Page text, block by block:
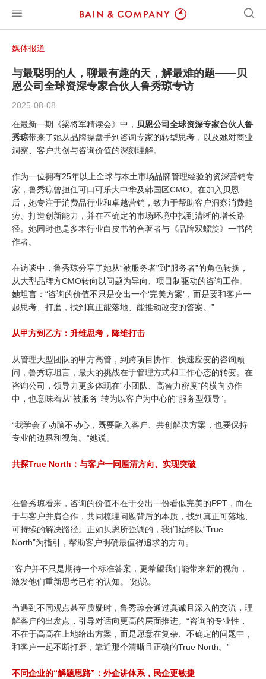
媒体报道
与最聪明的人，聊最有趣的天，解最难的题——贝
恩公司全球资深专家合伙人鲁秀琼专访
2025-08-08
在最新一期《梁将军精读会》中， 贝恩公司全球资深专家合伙人鲁
秀琼带来了她从品牌操盘手到咨询专家的转型思考，以及她对商业
洞察、客户共创与咨询价值的深刻理解。
作为一位拥有25年以上全球与本土市场品牌管理经验的资深营销专
家，鲁秀琼曾担任可口可乐大中华及韩国区CMO。在加入贝恩
后，她专注于消费品行业和卓越营销，致力于帮助客户洞察消费趋
势、打造创新能力，并在不确定的市场环境中找到清晰的增长路
径。她同时也是多本行业白皮书的合著者与《品牌双螺旋》一书的
作者。
在访谈中，鲁秀琼分享了她从“被服务者”到“服务者”的角色转换，
从大型品牌方CMO转向以问题为导向、项目制驱动的咨询工作。
她坦言：“咨询的价值不只是交出一个‘完美方案’，而是要和客户一
起思考、打磨，找到真正能落地、能推动改变的答案。”
从甲方到乙方： 升维思考，降维打击
从管理大型团队的甲方高管，到跨项目协作、快速应变的咨询顾
问，鲁秀琼坦言，最大的挑战在于管理方式和工作心态的转变。在
咨询公司，领导力更多体现在“小团队、高智力密度”的横向协作
中，也意味着从“被服务”转为以客户为中心的“服务型领导”。
“我学会了动脑不动心，既要融入客户、共创解决方案，也要保持
专业的边界和视角。”她说。
共探True North： 与客户一同厘清方向、实现突破
在鲁秀琼看来，咨询的价值不在于交出一份看似完美的PPT，而在
于与客户并肩合作，共同梳理问题背后的本质，找到真正可落地、
可持续的解决路径。正如贝恩所强调的，我们始终以“True
North”为指引，帮助客户明确最值得追求的方向。
“客户并不只是期待一个标准答案，更希望我们能带来新的视角，
激发他们重新思考已有的认知。”她说。
当遇到不同观点甚至质疑时，鲁秀琼会通过真诚且深入的交流，理
解客户的出发点，引导对话向更高的层面推进。“咨询的专业性，
不在于高高在上地给出方案，而是愿意在复杂、不确定的问题中，
和客户一起不断打磨，靠近那个清晰且正确的True North。”
不同企业的“解题思路”： 外企讲体系，民企更敏捷